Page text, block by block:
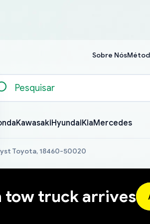
Sobre Nós
KawasakiHyundaiKiaMercedes
Toyota, 18460-50020
tow truck arrives